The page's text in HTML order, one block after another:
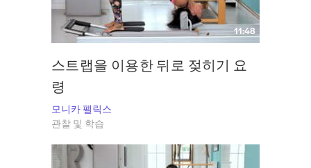
11:48
스트랩을 이용한 뒤로 젖히기 요
령
모니카 펠릭스
관찰 및 학습